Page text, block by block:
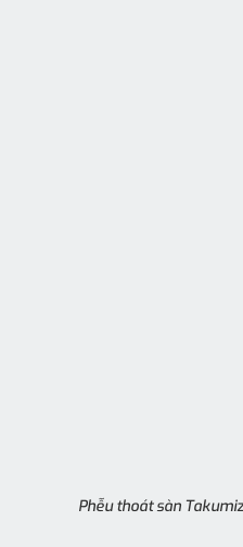
Phễu thoát sàn